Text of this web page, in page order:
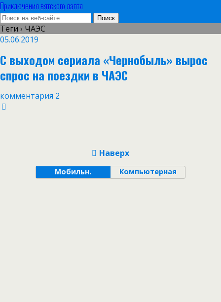
Приключения вятского лаптя
Теги › ЧАЭС
05.06.2019
С выходом сериала «Чернобыль» вырос
спрос на поездки в ЧАЭС
комментария 2
Наверх
Мобильн. Компьютерная